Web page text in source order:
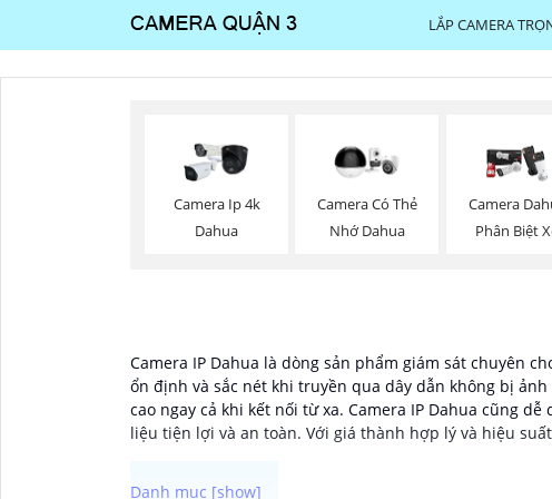
LẮP CAMERA
Camera Ip 4k
Dahua
Camera Có Thẻ
Nhớ Dahua
Camera
Phân Biệt
Camera IP Dahua là dòng sản phẩm giám sát chuyên
ổn định và sắc nét khi truyền qua dây dẫn không bị
cao ngay cả khi kết nối từ xa. Camera IP Dahua cũng
liệu tiện lợi và an toàn. Với giá thành hợp lý và hiệu